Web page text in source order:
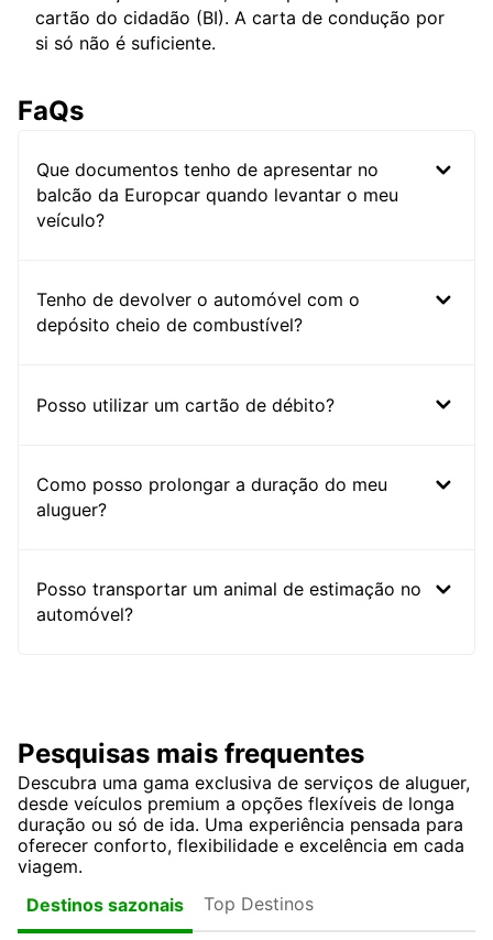
cartão do cidadão (BI). A carta de condução por
si só não é suficiente.
FaQs
Que documentos tenho de apresentar no
balcão da Europcar quando levantar o meu
veículo?
Tenho de devolver o automóvel com o
depósito cheio de combustível?
Posso utilizar um cartão de débito?
Como posso prolongar a duração do meu
aluguer?
Posso transportar um animal de estimação no
automóvel?
Pesquisas mais frequentes
Descubra uma gama exclusiva de serviços de aluguer,
desde veículos premium a opções flexíveis de longa
duração ou só de ida. Uma experiência pensada para
oferecer conforto, flexibilidade e excelência em cada
viagem.
Destinos sazonais
Top Destinos